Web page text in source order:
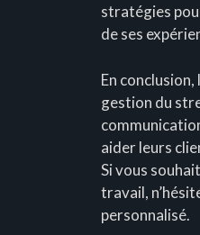
stratégies
de ses
En
gestion du
aider leurs
Si vous
travail,
personnalisé.